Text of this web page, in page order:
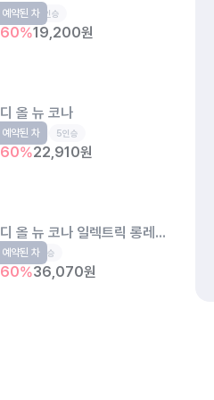
경형 5인승
60%19,200원
예약된 차
디 올 뉴 코나
소형SUV 5인승
60%22,910원
예약된 차
디 올 뉴 코나 일렉트릭 롱레인지
EV 5인승
60%36,070원
예약된 차